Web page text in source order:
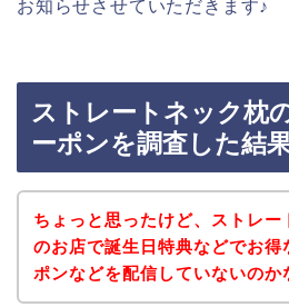
お知らせさせていただきます♪
ストレートネック枕
ーポンを調査した結果
ちょっと思ったけど、ストレー
のお店で誕生日特典などでお得
ポンなどを配信していないのか